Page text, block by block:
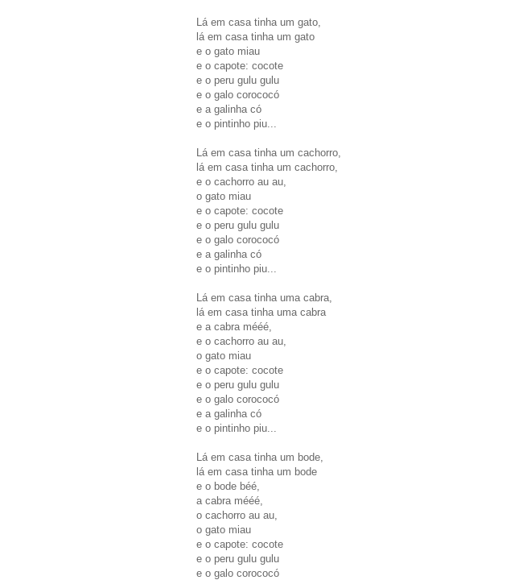
Lá em casa tinha um gato,
lá em casa tinha um gato
e o gato miau
e o capote: cocote
e o peru gulu gulu
e o galo corococó
e a galinha có
e o pintinho piu...
Lá em casa tinha um cachorro,
lá em casa tinha um cachorro,
e o cachorro au au,
o gato miau
e o capote: cocote
e o peru gulu gulu
e o galo corococó
e a galinha có
e o pintinho piu...
Lá em casa tinha uma cabra,
lá em casa tinha uma cabra
e a cabra mééé,
e o cachorro au au,
o gato miau
e o capote: cocote
e o peru gulu gulu
e o galo corococó
e a galinha có
e o pintinho piu...
Lá em casa tinha um bode,
lá em casa tinha um bode
e o bode béé,
a cabra mééé,
o cachorro au au,
o gato miau
e o capote: cocote
e o peru gulu gulu
e o galo corococó